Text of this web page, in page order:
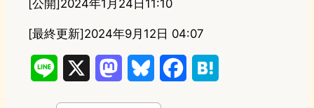
[公開]2024年1月24日11:10
[最終更新]2024年9月12日 04:07